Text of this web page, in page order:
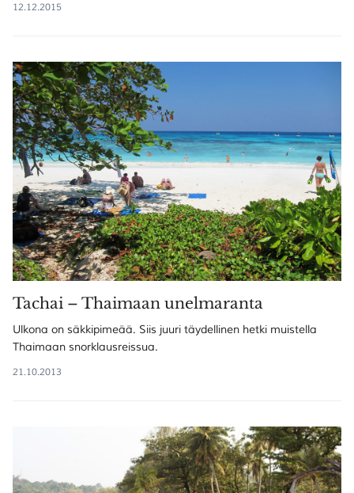
12.12.2015
Tachai – Thaimaan unelmaranta
Ulkona on säkkipimeää. Siis juuri täydellinen hetki muistella
Thaimaan snorklausreissua.
21.10.2013